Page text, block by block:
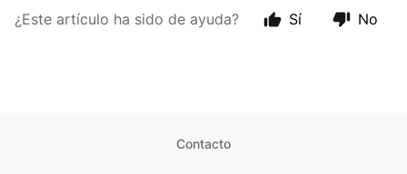
¿Este artículo ha sido de ayuda? Sí No
Contacto